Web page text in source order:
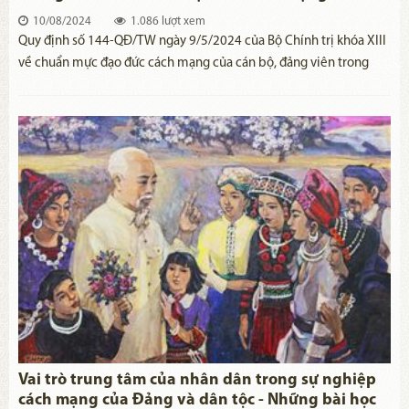
10/08/2024 1.086 lượt xem
​Quy định số 144-QĐ/TW ngày 9/5/2024 của Bộ Chính trị khóa XIII
về chuẩn mực đạo đức cách mạng của cán bộ, đảng viên trong
không chỉ đáp ứng yêu cầu cách mạng trong giai đoạn mới, mà
còn là nhiệm vụ quan trọng, cần thiết, thường xuyên, lâu dài đặt ra
đối với cán bộ, đảng viên.
Vai trò trung tâm của nhân dân trong sự nghiệp
cách mạng của Đảng và dân tộc - Những bài học